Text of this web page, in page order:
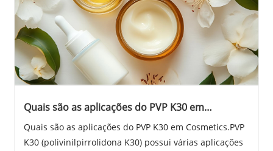
Quais são as aplicações do PVP K30 em
Quais são as aplicações do PVP K30 em Cosmetics.PVP
K30 (polivinilpirrolidona K30) possui várias aplicações